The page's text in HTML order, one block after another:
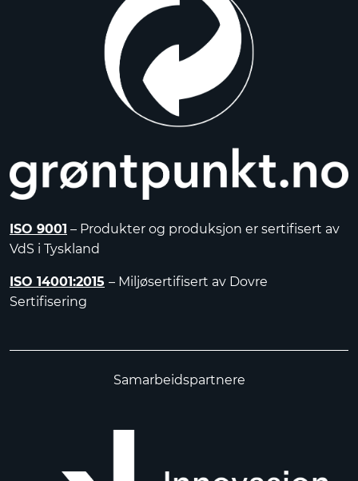
ISO 9001 – Produkter og produksjon er sertifisert av
VdS i Tyskland
ISO 14001:2015 – Miljøsertifisert av Dovre
Sertifisering
Samarbeidspartnere